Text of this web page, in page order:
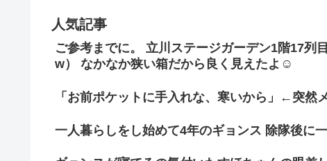
人気記事
ご参考までに。 立川ステージガーデン1階17列
w） なかなか狭い箱だから良く見えたよ☺
「お前ポケットに手入れな、寒いから」←突然
一人暮らしをし始めて4年のギョンス 除隊後に